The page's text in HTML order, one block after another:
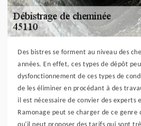
Des bistres se forment au niveau des
années. En effet, ces types de dépôt
dysfonctionnement de ces types de
de les éliminer en procédant à des
il est nécessaire de convier des experts
Ramonage peut se charger de ce genre